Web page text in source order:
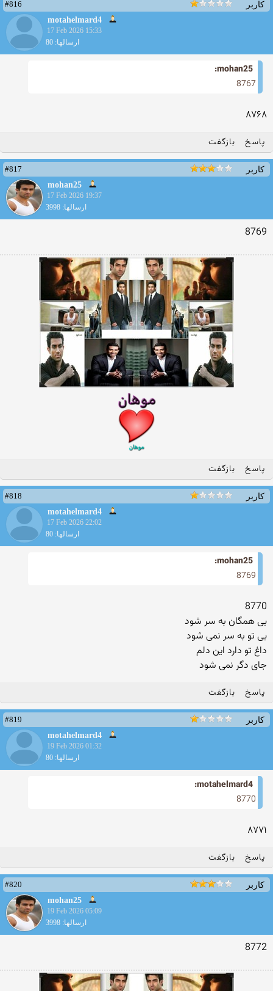
کاربر
#816
motahelmard4
17 Feb 2026 15:33
ارسالها: 80
mohan25:
8767
۸۷۶۸
پاسخ بازگفت
کاربر
#817
mohan25
17 Feb 2026 19:37
ارسالها: 3998
8769
پاسخ بازگفت
کاربر
#818
motahelmard4
17 Feb 2026 22:02
ارسالها: 80
mohan25:
8769
8770
بی همگان به سر شود
بی تو به سر نمی شود
داغ تو دارد این دلم
جای دگر نمی شود
پاسخ بازگفت
کاربر
#819
motahelmard4
19 Feb 2026 01:32
ارسالها: 80
motahelmard4:
8770
۸۷۷۱
پاسخ بازگفت
کاربر
#820
mohan25
19 Feb 2026 05:09
ارسالها: 3998
8772